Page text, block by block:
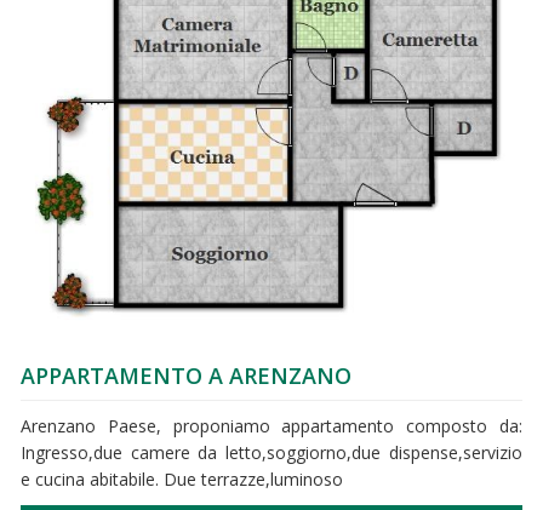
APPARTAMENTO A ARENZANO
Arenzano Paese, proponiamo appartamento composto da:
Ingresso,due camere da letto,soggiorno,due dispense,servizio
e cucina abitabile. Due terrazze,luminoso